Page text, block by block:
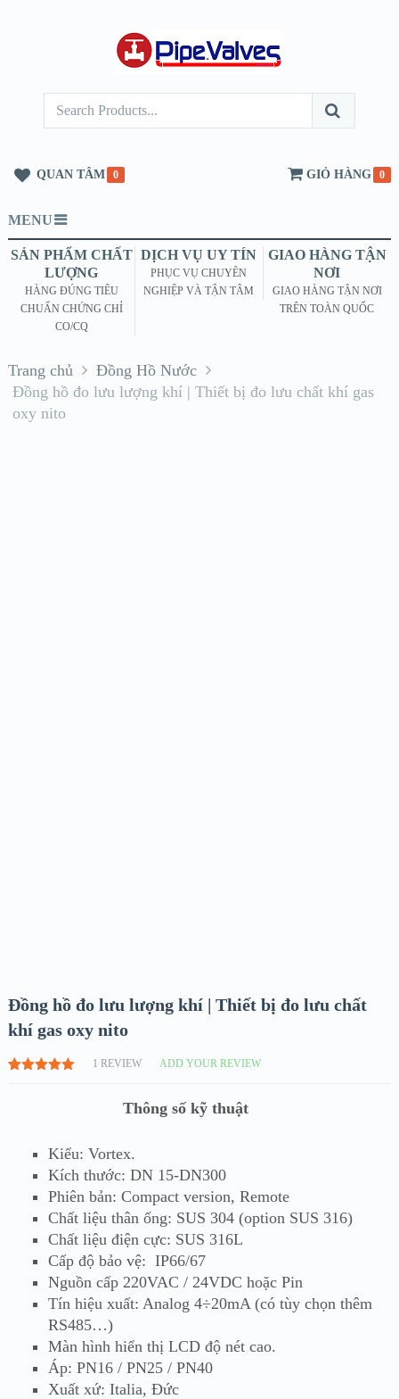
QUAN TÂM 0 GIỎ HÀNG 0
MENU
SẢN PHẨM CHẤT
LƯỢNG
HÀNG ĐÚNG TIÊU
CHUẨN CHỨNG CHỈ
CO/CQ
DỊCH VỤ UY TÍN
PHỤC VỤ CHUYÊN
NGHIỆP VÀ TẬN TÂM
GIAO HÀNG TẬN
NƠI
GIAO HÀNG TẬN NƠI
TRÊN TOÀN QUỐC
Trang chủ
Đồng Hồ Nước
Đồng hồ đo lưu lượng khí | Thiết bị đo lưu chất khí gas
oxy nito
Đồng hồ đo lưu lượng khí | Thiết bị đo lưu chất
khí gas oxy nito
1 REVIEW ADD YOUR REVIEW
Thông số kỹ thuật
Kiểu: Vortex.
Kích thước: DN 15-DN300
Phiên bản: Compact version, Remote
Chất liệu thân ống: SUS 304 (option SUS 316)
Chất liệu điện cực: SUS 316L
Cấp độ bảo vệ: IP66/67
Nguồn cấp 220VAC / 24VDC hoặc Pin
Tín hiệu xuất: Analog 4÷20mA (có tùy chọn thêm
RS485…)
Màn hình hiển thị LCD độ nét cao.
Áp: PN16 / PN25 / PN40
Xuất xứ: Italia, Đức